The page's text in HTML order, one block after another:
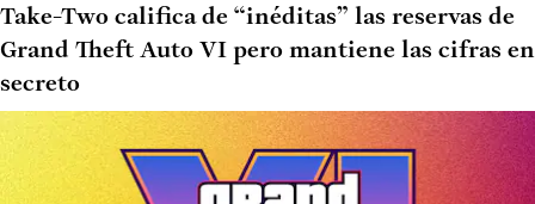
Take-Two califica de “inéditas” las reservas de
Grand Theft Auto VI pero mantiene las cifras en
secreto